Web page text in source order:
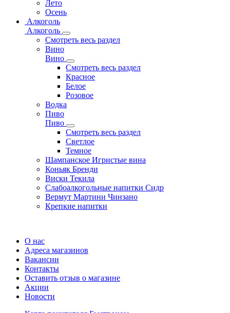
Лето
Осень
Алкоголь
Алкоголь
Смотреть весь раздел
Вино
Вино
Смотреть весь раздел
Красное
Белое
Розовое
Водка
Пиво
Пиво
Смотреть весь раздел
Cветлое
Темное
Шампанское Игристые вина
Коньяк Бренди
Виски Текила
Слабоалкогольные напитки Сидр
Вермут Мартини Чинзано
Крепкие напитки
О нас
Адреса магазинов
Вакансии
Контакты
Оставить отзыв о магазине
Акции
Новости